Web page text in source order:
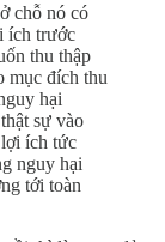
chỗ nó có
ích trước
thu thập
mục đích thu
hại
sự vào
lợi ích tức
nguy hại
tới toàn